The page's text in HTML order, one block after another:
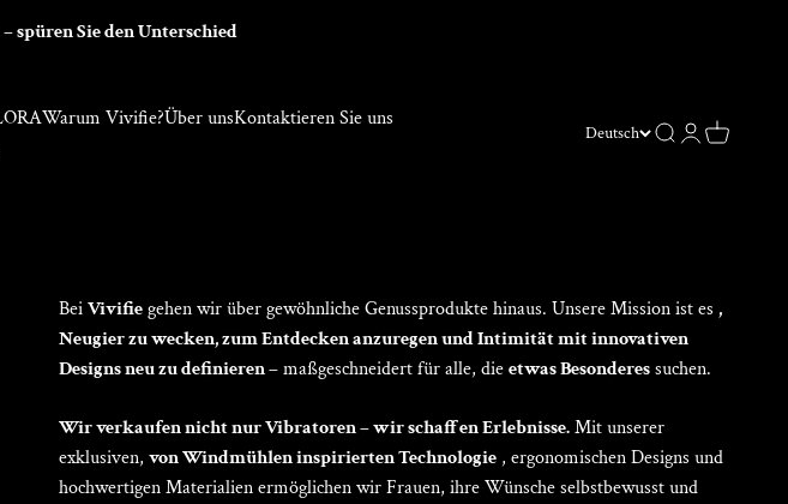
spüren Sie den Unterschied
Warum Vivifie?Über unsKontaktieren Sie uns
Deutsch SucheAnmelden
Kraft wahrer Lust – entdecken Sie den Unterschied von VIVIFIE.
BeiVivifiegehen wir über gewöhnliche Genussprodukte hinaus. Unsere Mission ist es ,
Neugier zu wecken, zum Entdecken anzuregen und Intimität mit innovativen
Designs neu zu definieren –maßgeschneidert für alle, dieetwas Besonderessuchen.
Wir verkaufen nicht nur Vibratoren – wir schaffen Erlebnisse.Mit unserer
exklusiven, von Windmühlen inspirierten Technologie , ergonomischen Designs und
hochwertigen Materialien ermöglichen wir Frauen, ihre Wünsche selbstbewusst und